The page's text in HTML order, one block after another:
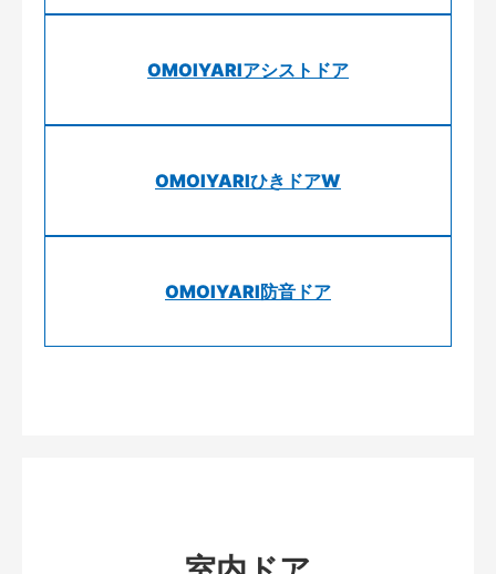
OMOIYARIアシストドア
OMOIYARIひきドアW
OMOIYARI防音ドア